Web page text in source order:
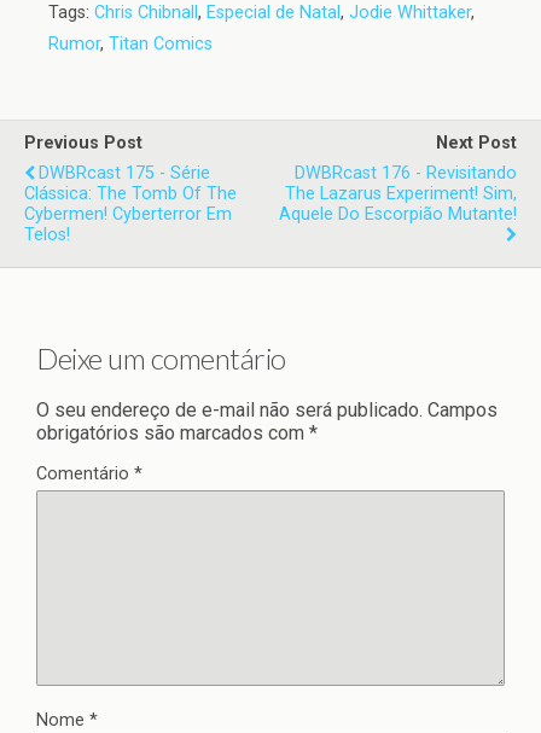
Tags: Chris Chibnall , Especial de Natal, Jodie Whittaker,
Rumor, Titan Comics
Previous Post
DWBRcast 175 - Série
Clássica: The Tomb Of The
Cybermen! Cyberterror Em
Telos!
Next Post
DWBRcast 176 - Revisitando
The Lazarus Experiment! Sim,
Aquele Do Escorpião Mutante!
Deixe um comentário
O seu endereço de e-mail não será publicado. Campos
obrigatórios são marcados com *
Comentário *
Nome *